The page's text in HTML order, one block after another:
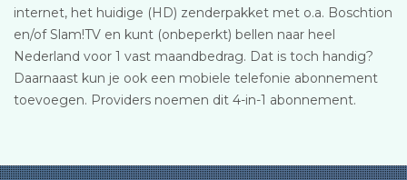
internet, het huidige (HD) zenderpakket met o.a. Boschtion
en/of Slam!TV en kunt (onbeperkt) bellen naar heel
Nederland voor 1 vast maandbedrag. Dat is toch handig?
Daarnaast kun je ook een mobiele telefonie abonnement
toevoegen. Providers noemen dit 4-in-1 abonnement.